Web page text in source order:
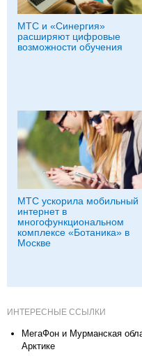
МТС и «Синергия»
расширяют цифровые
возможности обучения
МТС ускорила мобильный
интернет в
многофункциональном
комплексе «Ботаника» в
Москве
ИНТЕРЕСНЫЕ ССЫЛКИ
МегаФон и Мурманская
Арктике